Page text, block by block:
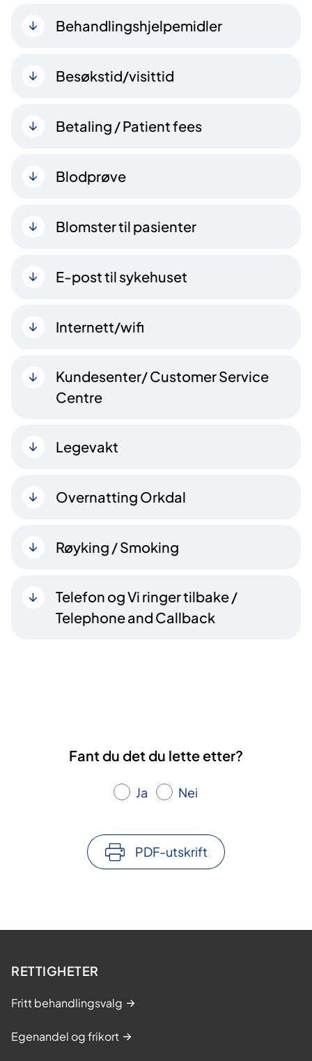
Behandlingshjelpemidler
Besøkstid/visittid
Betaling / Patient fees
Blodprøve
Blomster til pasienter
E-post til sykehuset
Internett/wifi
Kundesenter/ Customer Service
Centre
Legevakt
Overnatting Orkdal
Røyking / Smoking
Telefon og Vi ringer tilbake /
Telephone and Callback
Fant du det du lette etter?
Ja Nei
PDF-utskrift
RETTIGHETER
Fritt behandlingsvalg
Egenandel og frikort